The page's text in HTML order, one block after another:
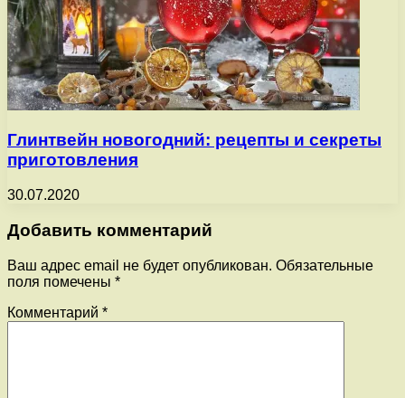
Глинтвейн новогодний: рецепты и секреты
приготовления
30.07.2020
Добавить комментарий
Ваш адрес email не будет опубликован. Обязательные
поля помечены *
Комментарий *